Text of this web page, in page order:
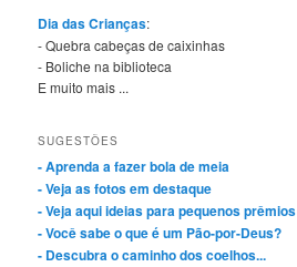
Dia das Crianças:
- Quebra cabeças de caixinhas
- Boliche na biblioteca
E muito mais ...
SUGESTÕES
- Aprenda a fazer bola de meia
- Veja as fotos em destaque
- Veja aqui ideias para pequenos prêmios
- Você sabe o que é um Pão-por-Deus?
- Descubra o caminho dos coelhos...